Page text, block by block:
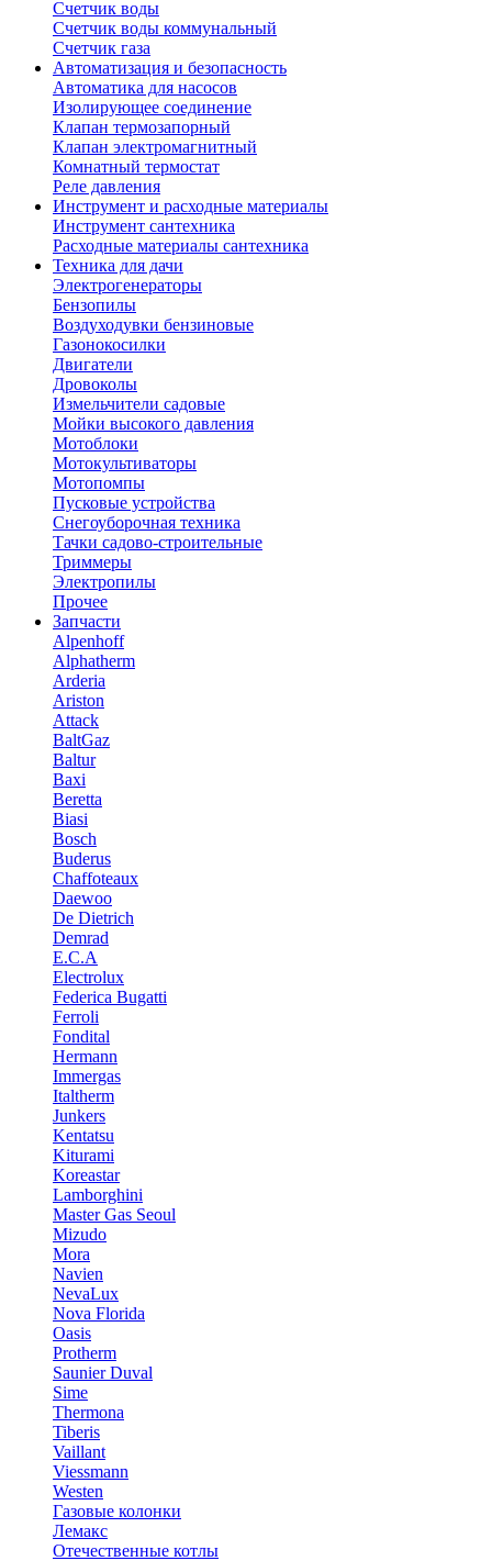
Счетчик воды
Счетчик воды коммунальный
Счетчик газа
Автоматизация и безопасность
Автоматика для насосов
Изолирующее соединение
Клапан термозапорный
Клапан электромагнитный
Комнатный термостат
Реле давления
Инструмент и расходные материалы
Инструмент сантехника
Расходные материалы сантехника
Техника для дачи
Электрогенераторы
Бензопилы
Воздуходувки бензиновые
Газонокосилки
Двигатели
Дровоколы
Измельчители садовые
Мойки высокого давления
Мотоблоки
Мотокультиваторы
Мотопомпы
Пусковые устройства
Снегоуборочная техника
Тачки садово-строительные
Триммеры
Электропилы
Прочее
Запчасти
Alpenhoff
Alphatherm
Arderia
Ariston
Attack
BaltGaz
Baltur
Baxi
Beretta
Biasi
Bosch
Buderus
Chaffoteaux
Daewoo
De Dietrich
Demrad
E.C.A
Electrolux
Federica Bugatti
Ferroli
Fondital
Hermann
Immergas
Italtherm
Junkers
Kentatsu
Kiturami
Koreastar
Lamborghini
Master Gas Seoul
Mizudo
Mora
Navien
NevaLux
Nova Florida
Oasis
Protherm
Saunier Duval
Sime
Thermona
Tiberis
Vaillant
Viessmann
Westen
Газовые колонки
Лемакс
Отечественные котлы